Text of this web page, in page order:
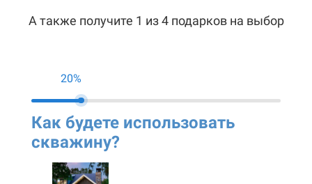
А также получите 1 из 4 подарков на выбор
20%
Как будете использовать
скважину?